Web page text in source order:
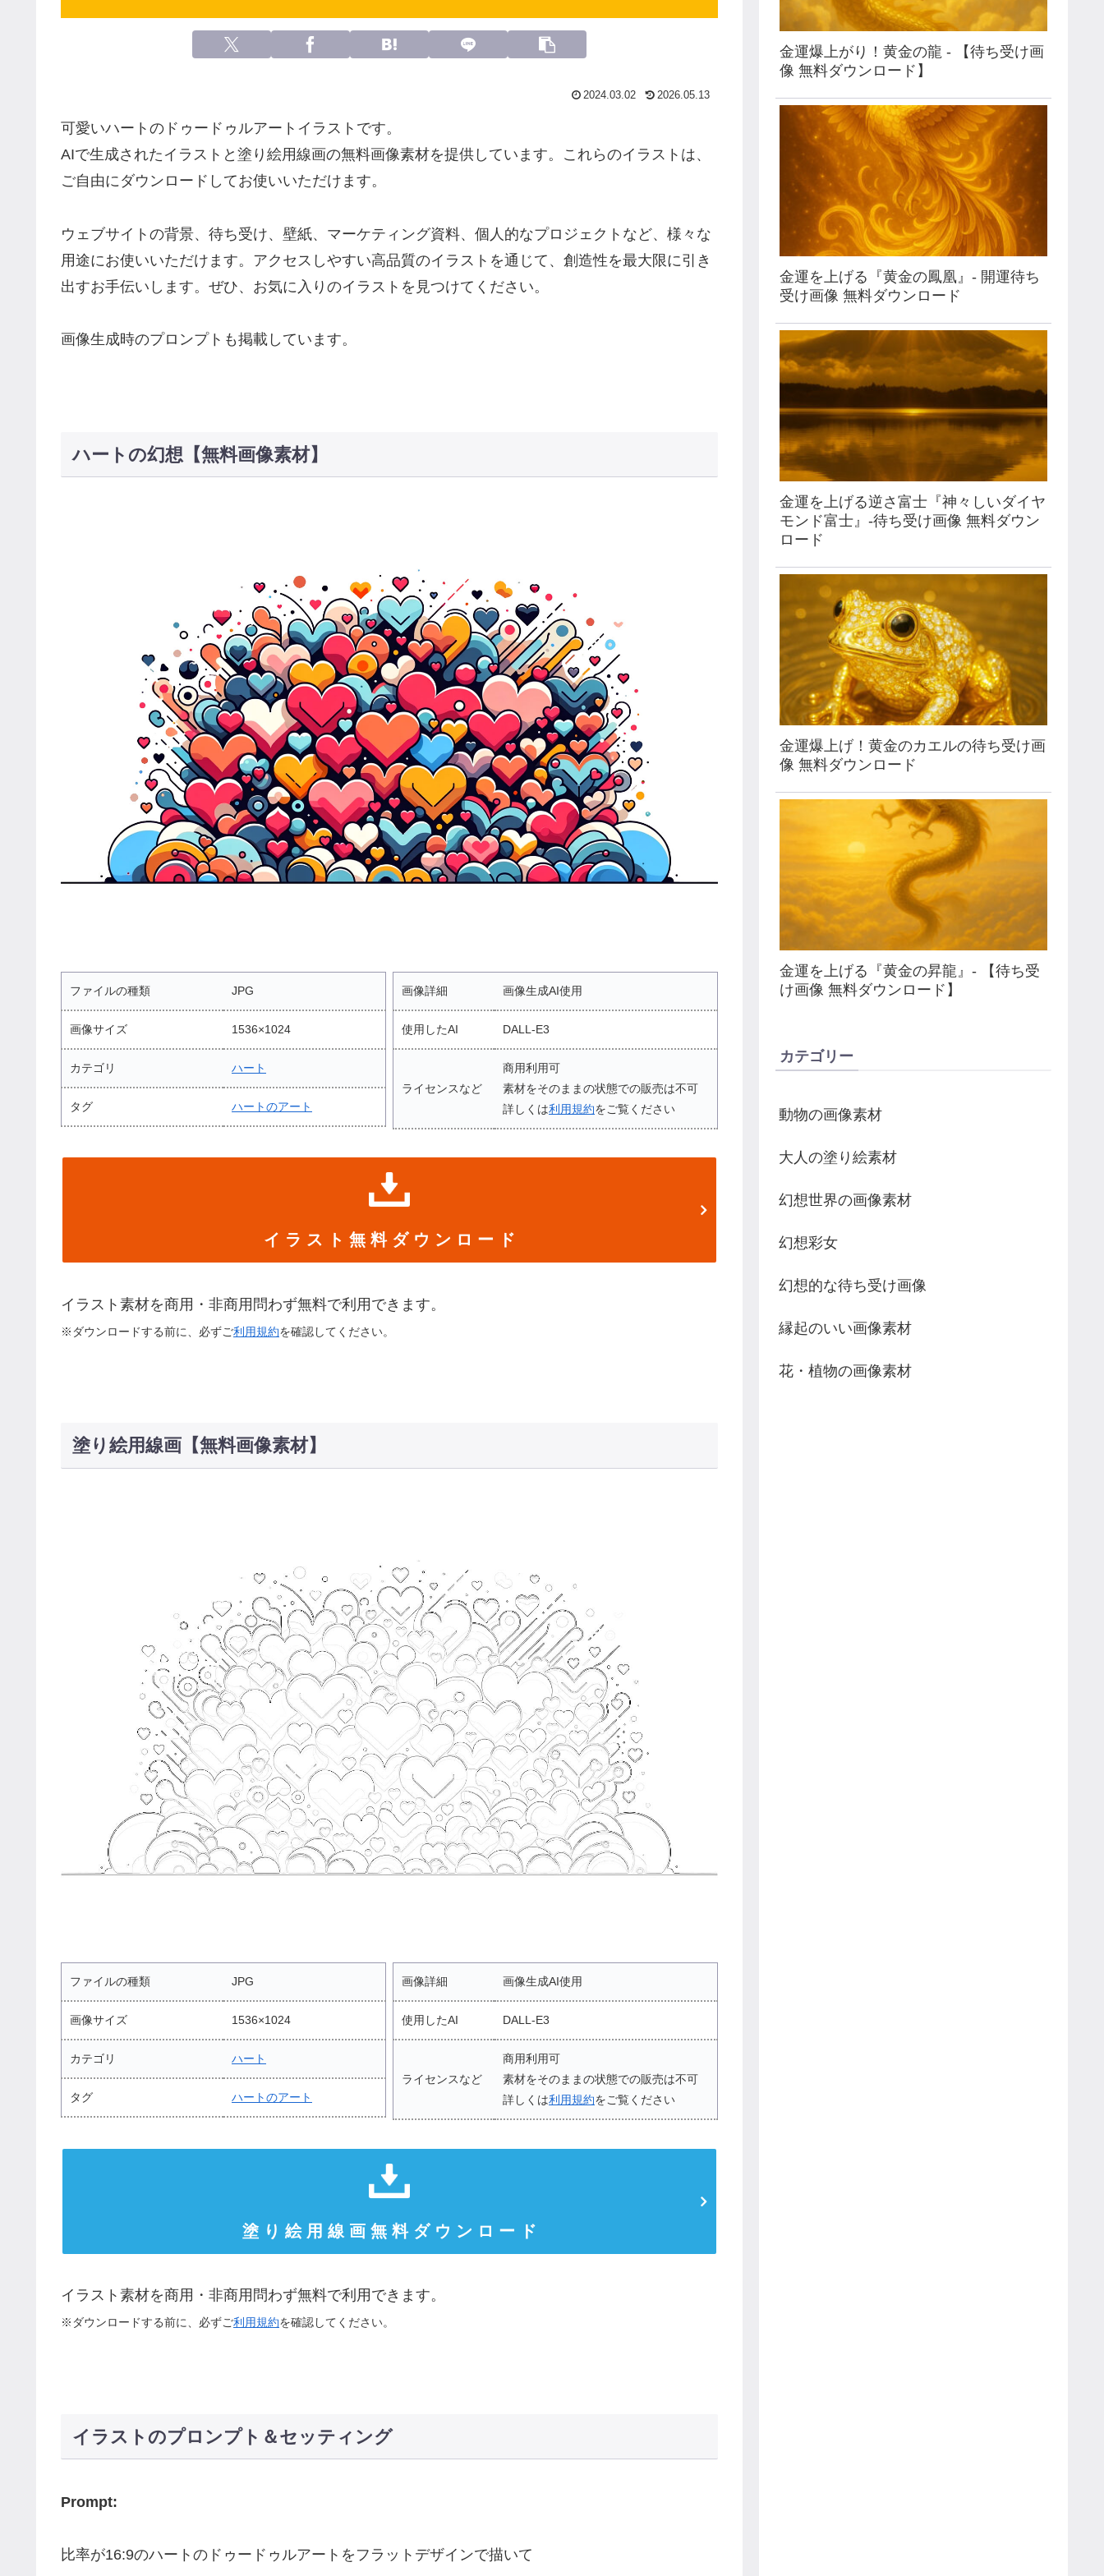
2024.03.02 2026.05.13
可愛いハートのドゥードゥルアートイラストです。
AIで生成されたイラストと塗り絵用線画の無料画像素材を提供しています。これらのイラストは、
ご自由にダウンロードしてお使いいただけます。
ウェブサイトの背景、待ち受け、壁紙、マーケティング資料、個人的なプロジェクトなど、様々な
用途にお使いいただけます。アクセスしやすい高品質のイラストを通じて、創造性を最大限に引き
出すお手伝いします。ぜひ、お気に入りのイラストを見つけてください。
画像生成時のプロンプトも掲載しています。
ハートの幻想【無料画像素材】
ファイルの種類 JPG
画像サイズ 1536×1024
カテゴリ ハート
タグ ハートのアート
画像詳細 画像生成AI使用
使用したAI DALL-E3
ライセンスなど
商用利用可
素材をそのままの状態での販売は不可
詳しくは利用規約をご覧ください
イ ラ ス ト 無 料 ダ ウ ン ロ ー ド
イラスト素材を商用・非商用問わず無料で利用できます。
※ダウンロードする前に、必ずご利用規約を確認してください。
塗り絵用線画【無料画像素材】
ファイルの種類 JPG
画像サイズ 1536×1024
カテゴリ ハート
タグ ハートのアート
画像詳細 画像生成AI使用
使用したAI DALL-E3
ライセンスなど
商用利用可
素材をそのままの状態での販売は不可
詳しくは利用規約をご覧ください
塗 り 絵 用 線 画 無 料 ダ ウ ン ロ ー ド
イラスト素材を商用・非商用問わず無料で利用できます。
※ダウンロードする前に、必ずご利用規約を確認してください。
イラストのプロンプト＆セッティング
Prompt:
比率が16:9のハートのドゥードゥルアートをフラットデザインで描いて
金運爆上がり！黄金の龍 - 【待ち受け画
像 無料ダウンロード】
金運を上げる『黄金の鳳凰』- 開運待ち
受け画像 無料ダウンロード
金運を上げる逆さ富士『神々しいダイヤ
モンド富士』-待ち受け画像 無料ダウン
ロード
金運爆上げ！黄金のカエルの待ち受け画
像 無料ダウンロード
金運を上げる『黄金の昇龍』- 【待ち受
け画像 無料ダウンロード】
カテゴリー
動物の画像素材
大人の塗り絵素材
幻想世界の画像素材
幻想彩女
幻想的な待ち受け画像
縁起のいい画像素材
花・植物の画像素材